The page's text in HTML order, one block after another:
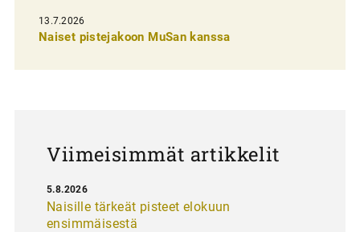
e
13.7.2026
Naiset pistejakoon MuSan kanssa
Viimeisimmät artikkelit
Naisille tärkeät pisteet elokuun
ensimmäisestä
5.8.2026